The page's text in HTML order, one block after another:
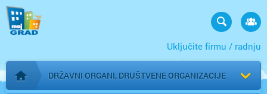
Uključite firmu / radnju
Početna stranica
DRŽAVNI ORGANI, DRUŠTVENE ORGANIZACIJE